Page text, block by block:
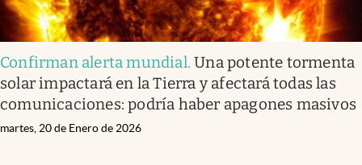
Confirman alerta mundial.Una potente tormenta
solar impactará en la Tierra y afectará todas las
comunicaciones: podría haber apagones masivos
martes, 20 de Enero de 2026